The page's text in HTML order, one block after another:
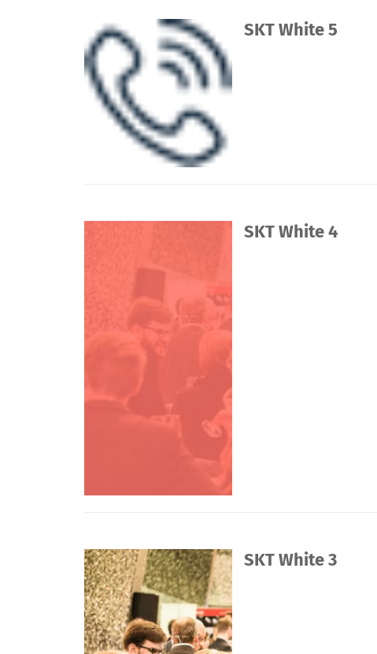
SKT White 5
SKT White 4
SKT White 3